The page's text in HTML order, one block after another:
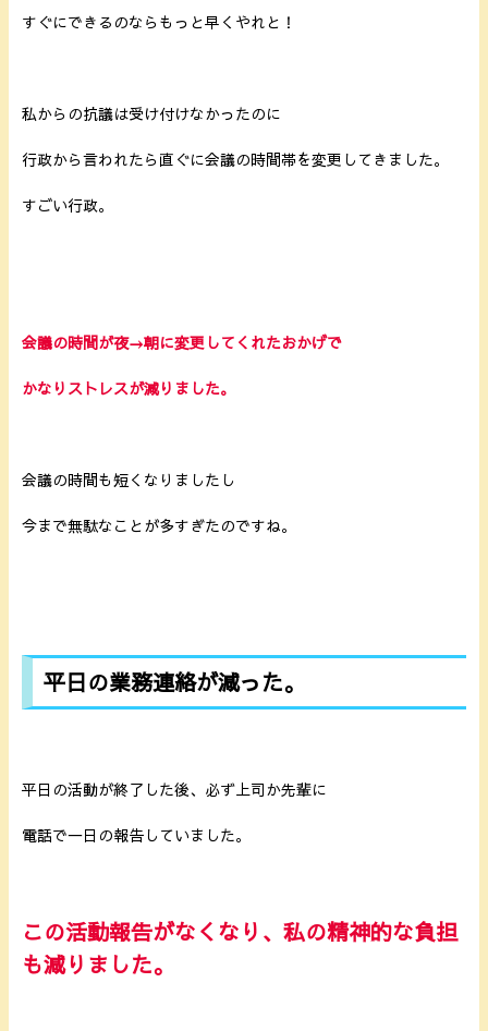
すぐにできるのならもっと早くやれと！
私からの抗議は受け付けなかったのに
行政から言われたら直ぐに会議の時間帯を変更してきました。
すごい行政。
会議の時間が夜→朝に変更してくれたおかげで
かなりストレスが減りました。
会議の時間も短くなりましたし
今まで無駄なことが多すぎたのですね。
平日の業務連絡が減った。
平日の活動が終了した後、必ず上司か先輩に
電話で一日の報告していました。
この活動報告がなくなり、私の精神的な負担
も減りました。